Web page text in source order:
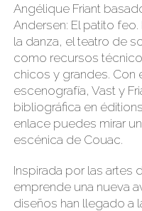
Angélique Friant
Andersen: El patito
la danza, el teatro de
como recursos
chicos y grandes. Con
escenografía, Vast y
bibliográfica en
enlace puedes mirar
escénica de Couac.
Inspirada por las artes
emprende una nueva
diseños han llegado a